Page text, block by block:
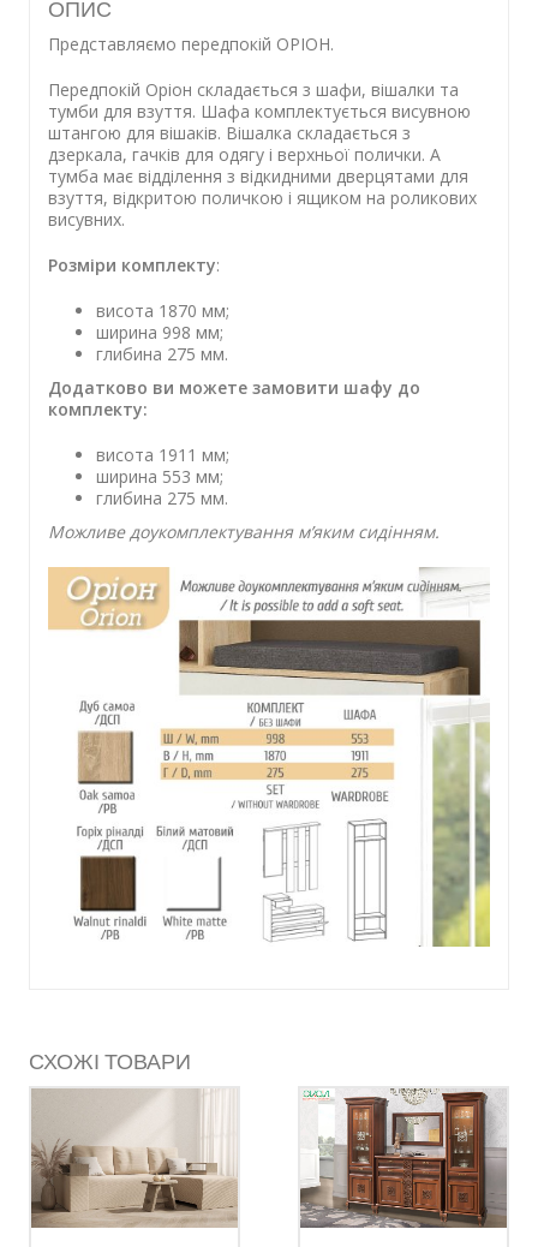
ОПИС
Представляємо передпокій ОРІОН.
Передпокій Оріон складається з шафи, вішалки та
тумби для взуття. Шафа комплектується висувною
штангою для вішаків. Вішалка складається з
дзеркала, гачків для одягу і верхньої полички. А
тумба має відділення з відкидними дверцятами для
взуття, відкритою поличкою і ящиком на роликових
висувних.
Розміри комплекту:
висота 1870 мм;
ширина 998 мм;
глибина 275 мм.
Додатково ви можете замовити шафу до
комплекту:
висота 1911 мм;
ширина 553 мм;
глибина 275 мм.
Можливе доукомплектування м’яким сидінням.
СХОЖІ ТОВАРИ